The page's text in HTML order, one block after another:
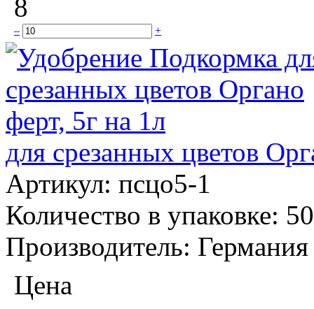
8
– +
для срезанных цветов
Артикул: псцо5-1
Количество в упаковке:
Производитель: Германия
Цена